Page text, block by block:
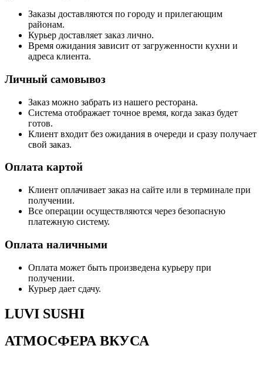
Заказы доставляются по городу и прилегающим
районам.
Курьер доставляет заказ лично.
Время ожидания зависит от загруженности кухни и
адреса клиента.
Личный самовывоз
Заказ можно забрать из нашего ресторана.
Система отображает точное время, когда заказ будет
готов.
Клиент входит без ожидания в очереди и сразу получает
свой заказ.
Оплата картой
Клиент оплачивает заказ на сайте или в терминале при
получении.
Все операции осуществляются через безопасную
платежную систему.
Оплата наличными
Оплата может быть произведена курьеру при
получении.
Курьер дает сдачу.
LUVI SUSHI
АТМОСФЕРА ВКУСА